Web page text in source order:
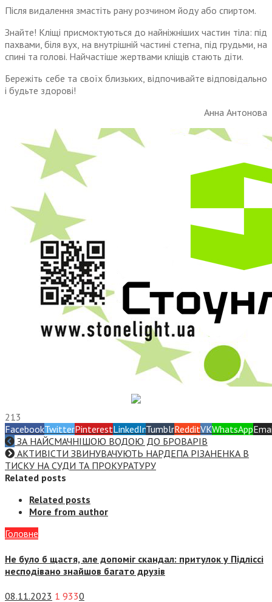
Після видалення змастіть рану розчином йоду або спиртом.
Знайте! Кліщі присмоктуються до найніжніших частин тіла: під
пахвами, біля вух, на внутрішній частині стегна, під грудьми, на
спині та голові. Найчастіше жертвами кліщів стають діти.
Бережіть себе та своїх близьких, відпочивайте відповідально
і будьте здорові!
Анна Антонова
213
FacebookTwitterPinterestLinkedInTumblrRedditVKWhatsApp
ЗА НАЙСМАЧНІШОЮ ВОДОЮ ДО БРОВАРІВ
АКТИВІСТИ ЗВИНУВАЧУЮТЬ НАРДЕПА РІЗАНЕНКА В
ТИСКУ НА СУДИ ТА ПРОКУРАТУРУ
Related posts
Related posts
More from author
Головне
Не було б щастя, але допоміг скандал: притулок у Підліссі
несподівано знайшов багато друзів
08.11.2023 1 9330